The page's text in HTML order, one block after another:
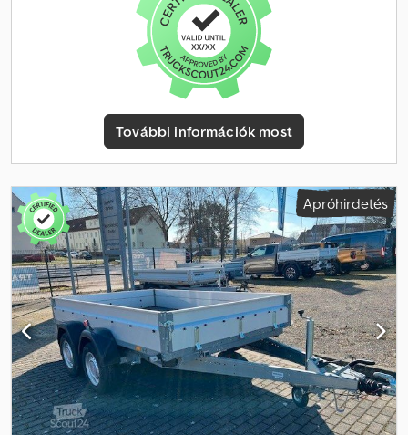
hegesztett váz beépített korláttal * Középen plusz rögzítősín *
Vízálló rétegelt lemez padló * Modern Multipoint III világítás
tolató- és ködlámpákkal * Optimális menetstabilitás a stabil,
tűzihorganyzott alváz és STEMA biztonsági V-vontatónyelv révén *
2 keréktámasz * 2 sárvédőlap * Szabadalmaztatott, lehajtható
rendszámtábla-tartó * Jármű felújítás nélkül...és még sok más. Az
elírás és az előzetes értékesítés jogát fenntartjuk.
További információk most
Apróhirdetés